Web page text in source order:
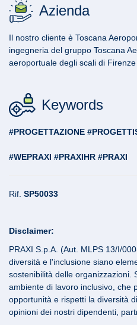
Azienda
Il nostro cliente è Toscana
ingegneria del gruppo Toscana
aeroportuale degli scali di Firenze
Keywords
#PROGETTAZIONE
#WEPRAXI #PRAXIHR #PRAXI
Rif. SP50033
Disclaimer:
PRAXI S.p.A. (Aut. MLPS 13/I/
diversità e l'inclusione siano
sostenibilità delle organizzazioni.
ambiente di lavoro inclusivo, che
opportunità e rispetti la diversità
opinioni dei nostri dipendenti,